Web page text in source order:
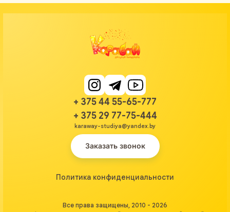
+ 375 44 55-65-777
+ 375 29 77-75-444
karaway-studiya@yandex.by
Заказать звонок
Политика конфиденциальности
Все права защищены, 2010 - 2026